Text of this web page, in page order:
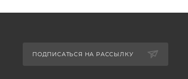
ПОДПИСАТЬСЯ НА РАССЫЛКУ